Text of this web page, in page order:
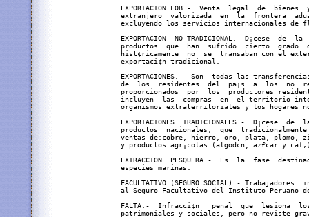
almente  se  realizan.  Incluye
     ventas de:cobre, hierro, oro, plata, plomo, zinc, productos pesqueros
     y productos agr¡colas (algod¢n, az£car y caf‚).

     EXTRACCION  PESQUERA.-  Es  la  fase  destinada a la captura  de  las
     especies marinas.

     FACULTATIVO (SEGURO SOCIAL).- Trabajadores  independientes  afiliados
     al Seguro Facultativo del Instituto Peruano de Seguridad Social.

     FALTA.-  Infracci¢n   penal  que  lesiona  los  derechos  personales,
     patrimoniales y sociales, pero no reviste gravedad.

     FAUNA SILVESTRE.- Son  todas las especies que viven libremente en las
     regiones  naturales, as¡ como los ejemplares de especies domesticadas
     que  por  abandono  y  otras  causas se asimilan en sus h bitos a las
     silvestres.

     FINANCIAMIENTO EXTERNO.-  Recursos financieros en divisas que un ente
     adquiere del exterior.

     FINANCIAMIENTO  EXTERNO  NETO.-  Diferencia  entre la utilizaci¢n del
     endeudamiento  externo  y  la  amortizaci¢n  externa,  en  un per¡odo
     determinado.

     FINANCIAMIENTO INTERNO.- Fondos que una persona o instituci¢n obtiene
     en el pa¡s donde realiza sus actividades.

     FINANCIAMIENTO INTERNO NETO.- Diferencia entre los cr‚ditos recibidos
     y la amortizaci¢n efectuada internamente, en un per¡odo determinado.

     FINANCIAMIENTO MEDIANTE BONOS.- Sistema  consistente en la colocaci¢n
     primaria  de bonos de inversi¢n p£blica, emitidos por el gobierno con
     la finalidad de financiar el d‚ficit fiscal.

     FINANZAS PUBLICAS.-  Parte  de  la  ciencia  econ¢mica  cuyo campo de
     estudios  se centra en la acci¢n del gobierno y el sector p£blico  en
     general;  analiza el proceso de obtenci¢n y aplicaci¢n o gasto de los
     recursos del Estado.

     FITOPLANCTON.- Microorganismo  vegetal que flota en las aguas  fr¡as,
     de  coloraci¢n  verdosa  por  la  clorofila  que  elabora;  generador
     principal  del ciclo y potencial biol¢gico, ya que es el inicio de la
     cadena de alimentaci¢n.

     FLORA SILVESTRE.-  Son  todas  las especies no cultivadas ubicadas en
     las regiones naturales del pa¡s.

     FLOTA ARRASTRERA DE FACTORIA.-  Grupo de embarcaciones acondicionadas
     con  mecanismos  para  pesca de gran volumen